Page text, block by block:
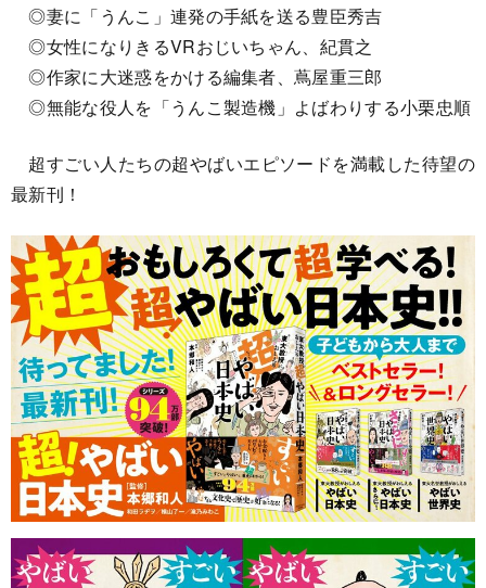
◎妻に「うんこ」連発の手紙を送る豊臣秀吉
◎女性になりきるVRおじいちゃん、紀貫之
◎作家に大迷惑をかける編集者、蔦屋重三郎
◎無能な役人を「うんこ製造機」よばわりする小栗忠順
超すごい人たちの超やばいエピソードを満載した待望の
最新刊！